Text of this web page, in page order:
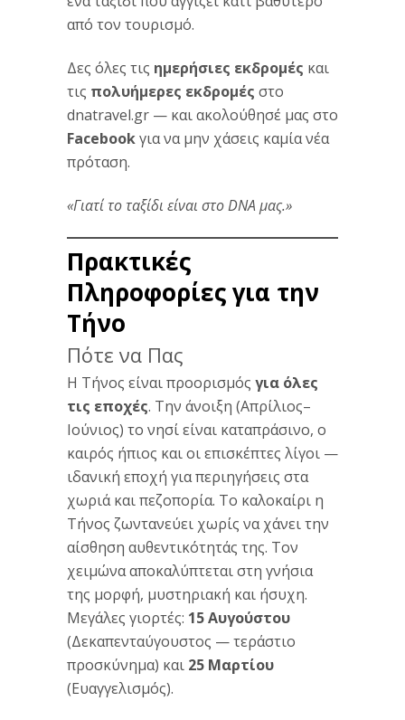
από τον τουρισμό.
Δες όλες τις ημερήσιες εκδρομές και
τις πολυήμερες εκδρομές στο
dnatravel.gr — και ακολούθησέ μας στο
Facebookγια να μην χάσεις καμία νέα
πρόταση.
«Γιατί το ταξίδι είναι στο DNA μας.»
Πρακτικές
Πληροφορίες για την
Τήνο
Πότε να Πας
Η Τήνος είναι προορισμός για όλες
τις εποχές. Την άνοιξη (Απρίλιος–
Ιούνιος) το νησί είναι καταπράσινο, ο
καιρός ήπιος και οι επισκέπτες λίγοι —
ιδανική εποχή για περιηγήσεις στα
χωριά και πεζοπορία. Το καλοκαίρι η
Τήνος ζωντανεύει χωρίς να χάνει την
αίσθηση αυθεντικότητάς της. Τον
χειμώνα αποκαλύπτεται στη γνήσια
της μορφή, μυστηριακή και ήσυχη.
Μεγάλες γιορτές: 15 Αυγούστου
(Δεκαπενταύγουστος — τεράστιο
προσκύνημα) και 25 Μαρτίου
(Ευαγγελισμός).